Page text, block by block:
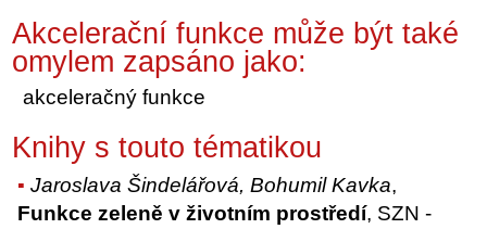
Akcelerační funkce může být také
omylem zapsáno jako:
akceleračný funkce
Knihy s touto tématikou
Jaroslava Šindelářová, Bohumil Kavka,
Funkce zeleně v životním prostředí, SZN -